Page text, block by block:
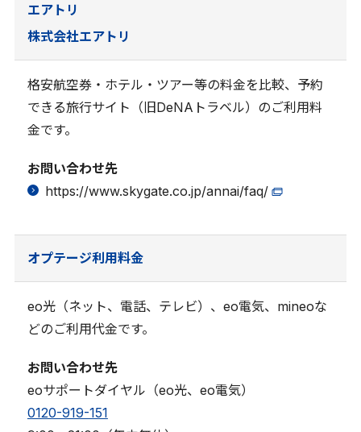
エアトリ
株式会社エアトリ
格安航空券・ホテル・ツアー等の料金を比較、予約
できる旅行サイト（旧DeNAトラベル）のご利用料
金です。
お問い合わせ先
https://www.skygate.co.jp/annai/faq/
オプテージ利用料金
eo光（ネット、電話、テレビ）、eo電気、mineoな
どのご利用代金です。
お問い合わせ先
eoサポートダイヤル（eo光、eo電気）
0120-919-151